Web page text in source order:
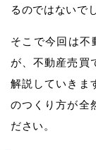
るのではないで
そこで今回は不
が、不動産売買
解説していきま
のつくり方が全
ださい。